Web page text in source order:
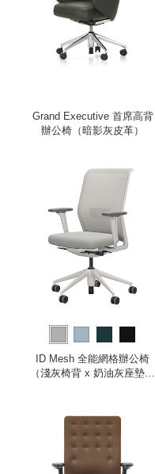
Grand Executive 首席高背
辦公椅（暗影灰皮革）
ID Mesh 全能網格辦公椅
（淺灰椅背 x 奶油灰座墊、